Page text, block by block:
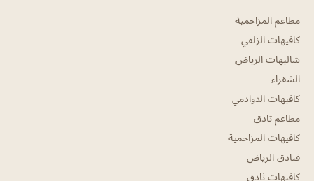
مطاعم المزاحمية
كافيهات الزلفي
شاليهات الرياض
الشقراء
كافيهات الدوادمي
مطاعم ثادق
كافيهات المزاحمية
فنادق الرياض
كافيهات ثادق